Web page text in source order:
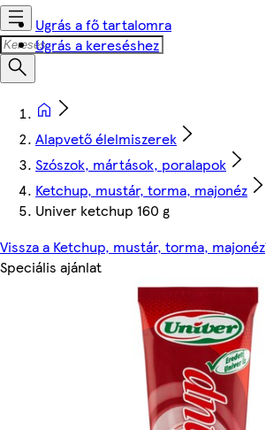
Ugrás a fő tartalomra
Ugrás a kereséshez
Alapvető élelmiszerek
Szószok, mártások, poralapok
Ketchup, mustár, torma, majonéz
Univer ketchup 160 g
Vissza a Ketchup, mustár, torma, majonéz
Speciális ajánlat